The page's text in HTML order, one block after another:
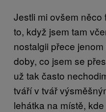
Jestli mi ovšem
to, když jsem tam
nostalgii přece
doby, co jsem se
už tak často
tváří v tvář
lehátka na místě,